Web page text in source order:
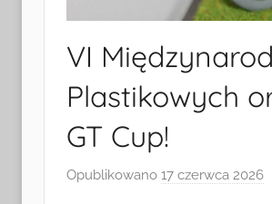
VI
Plastikowych
GT Cup!
Opublikowano 17 czerwca 2026